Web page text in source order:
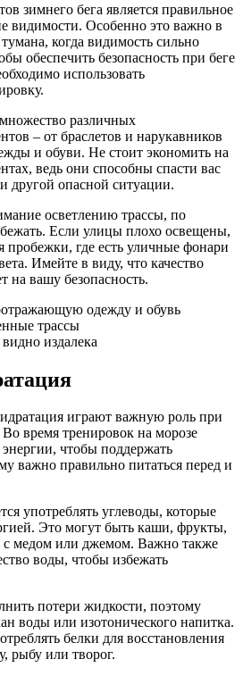
зимнего бега является правильное
видимости. Особенно это важно в
когда видимость сильно
обеспечить безопасность при беге
использовать
различных
– от браслетов и нарукавников
и обуви. Не стоит экономить на
ведь они способны спасти вас
другой опасной ситуации.
осветлению трассы, по
Если улицы плохо освещены,
пробежки, где есть уличные фонари
Имейте в виду, что качество
на вашу безопасность.
одежду и обувь
трассы
издалека
играют важную роль при
время тренировок на морозе
чтобы поддержать
важно правильно питаться перед и
употреблять углеводы, которые
Это могут быть каши, фрукты,
с медом или джемом. Важно также
воды, чтобы избежать
потери жидкости, поэтому
воды или изотонического напитка.
белки для восстановления
рыбу или творог.